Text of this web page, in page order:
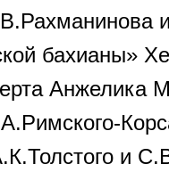
бахианы»
Анжелика
и